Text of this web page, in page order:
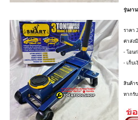
รุ่นงา
ราคา
ค่าส่ง
- โอน
- เก็บ
สินค้า
หากรั